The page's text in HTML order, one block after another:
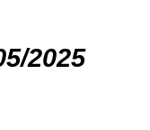
2025